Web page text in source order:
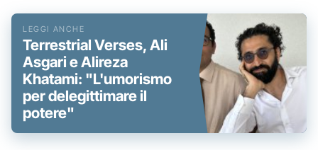
Terrestrial Verses, Ali
Asgari e Alireza
Khatami: "L'umorismo
per delegittimare il
potere"